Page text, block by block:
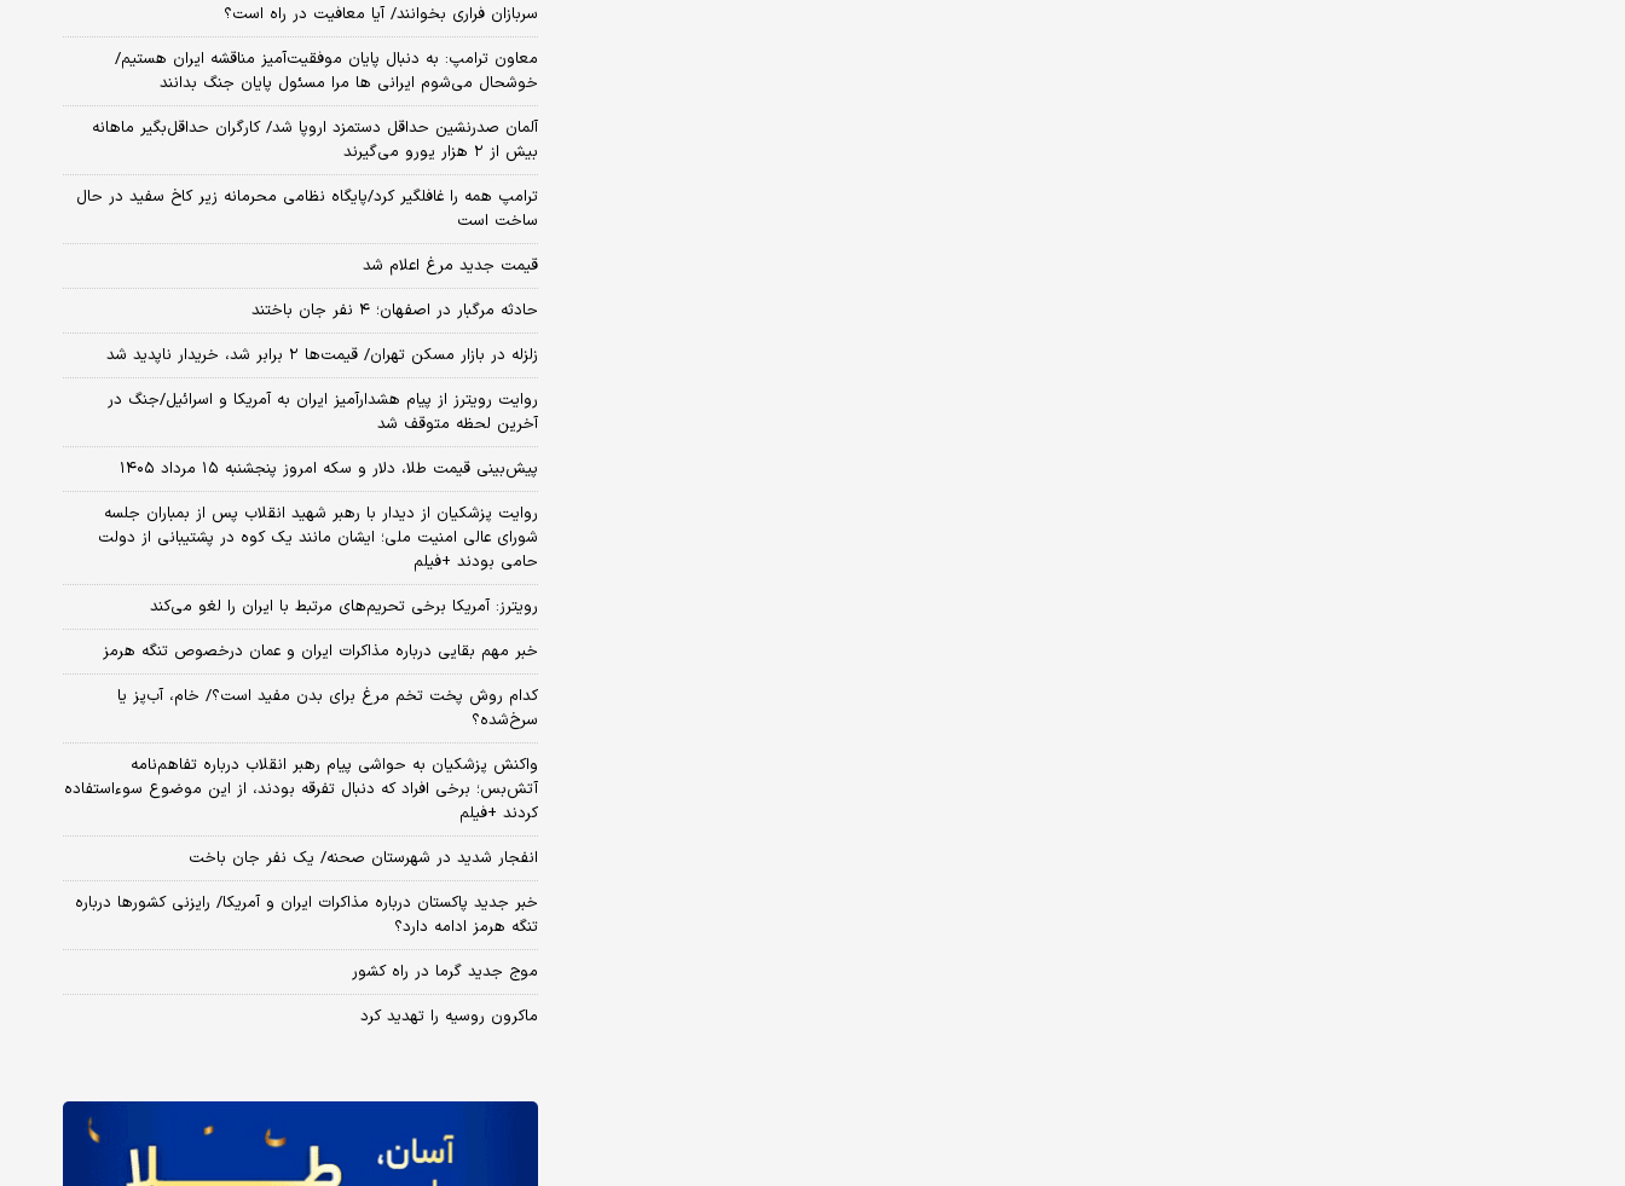
سربازان فراری بخوانند/ آیا معافیت در راه است؟
معاون ترامپ: به دنبال پایان موفقیت‌آمیز مناقشه ایران هستیم/
خوشحال می‌شوم ایرانی ها مرا مسئول پایان جنگ بدانند
آلمان صدرنشین حداقل دستمزد اروپا شد/ کارگران حداقل‌بگیر ماهانه
بیش از ۲ هزار یورو می‌گیرند
ترامپ همه را غافلگیر کرد/پایگاه نظامی محرمانه زیر کاخ سفید در حال
ساخت است
قیمت جدید مرغ اعلام شد
حادثه مرگبار در اصفهان؛ ۴ نفر جان باختند
زلزله در بازار مسکن تهران/ قیمت‌ها ۲ برابر شد، خریدار ناپدید شد
روایت رویترز از پیام هشدارآمیز ایران به آمریکا و اسرائیل/جنگ در
آخرین لحظه متوقف شد
پیش‌بینی قیمت طلا، دلار و سکه امروز پنجشنبه ۱۵ مرداد ۱۴۰۵
روایت پزشکیان از دیدار با رهبر شهید انقلاب پس از بمباران جلسه
شورای عالی امنیت ملی؛ ایشان مانند یک کوه در پشتیبانی از دولت
حامی بودند +فیلم
رویترز: آمریکا برخی تحریم‌های مرتبط با ایران را لغو می‌کند
خبر مهم بقایی درباره مذاکرات ایران و عمان درخصوص تنگه هرمز
کدام روش پخت تخم مرغ برای بدن مفید است؟/ خام، آب‌پز یا
سرخ‌شده؟
واکنش پزشکیان به حواشی پیام رهبر انقلاب درباره تفاهم‌نامه
آتش‌بس؛ برخی افراد که دنبال تفرقه بودند، از این موضوع سوءاستفاده
کردند +فیلم
انفجار شدید در شهرستان صحنه/ یک نفر جان باخت
خبر جدید پاکستان درباره مذاکرات ایران و آمریکا/ رایزنی کشورها درباره
تنگه هرمز ادامه دارد؟
موج جدید گرما در راه کشور
ماکرون روسیه را تهدید کرد